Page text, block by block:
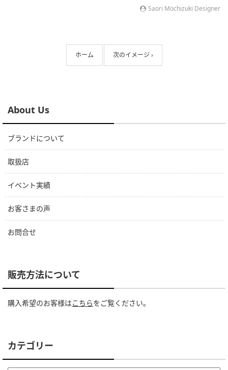
Saori Mochizuki Designer
ホーム 次のイメージ ›
About Us
ブランドについて
取扱店
イベント実績
お客さまの声
お問合せ
販売方法について
購入希望のお客様はこちらをご覧ください。
カテゴリー